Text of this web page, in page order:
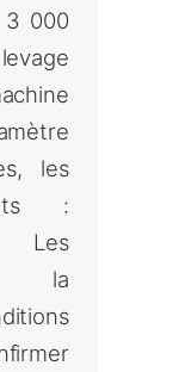
3 000
les
:
la